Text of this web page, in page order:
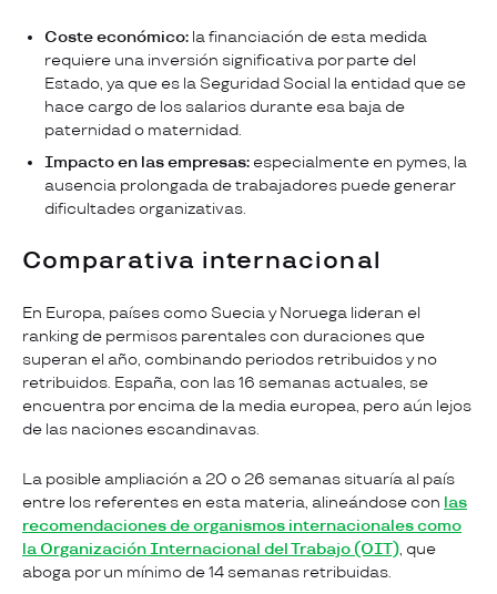
Coste económico: la financiación de esta medida
requiere una inversión significativa por parte del
Estado, ya que es la Seguridad Social la entidad que se
hace cargo de los salarios durante esa baja de
paternidad o maternidad.
Impacto en las empresas: especialmente en pymes, la
ausencia prolongada de trabajadores puede generar
dificultades organizativas.
Comparativa internacional
En Europa, países como Suecia y Noruega lideran el
ranking de permisos parentales con duraciones que
superan el año, combinando periodos retribuidos y no
retribuidos. España, con las 16 semanas actuales, se
encuentra por encima de la media europea, pero aún lejos
de las naciones escandinavas.
La posible ampliación a 20 o 26 semanas situaría al país
entre los referentes en esta materia, alineándose con las
recomendaciones de organismos internacionales como
la Organización Internacional del Trabajo (OIT), que
aboga por un mínimo de 14 semanas retribuidas.